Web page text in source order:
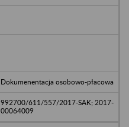
Dokumenentacja osobowo-płacowa
992700/611/557/2017-SAK; 2017-
00064009